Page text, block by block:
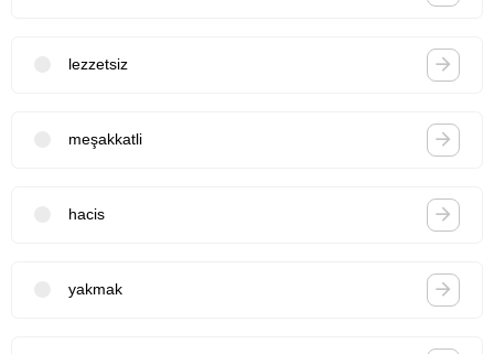
lezzetsiz
meşakkatli
hacis
yakmak